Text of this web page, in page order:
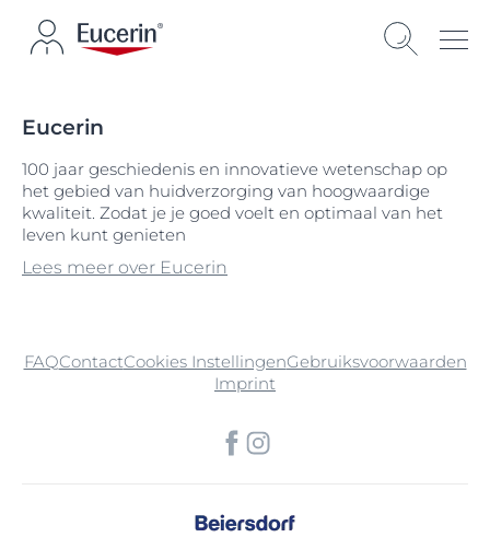
Eucerin
100 jaar geschiedenis en innovatieve wetenschap op
het gebied van huidverzorging van hoogwaardige
kwaliteit. Zodat je je goed voelt en optimaal van het
leven kunt genieten
Lees meer over Eucerin
FAQContactCookies InstellingenGebruiksvoorwaarden
Imprint